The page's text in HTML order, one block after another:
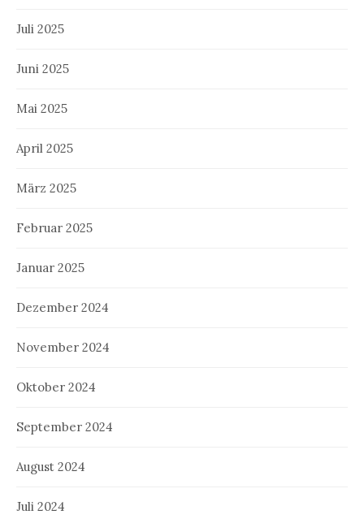
Juli 2025
Juni 2025
Mai 2025
April 2025
März 2025
Februar 2025
Januar 2025
Dezember 2024
November 2024
Oktober 2024
September 2024
August 2024
Juli 2024